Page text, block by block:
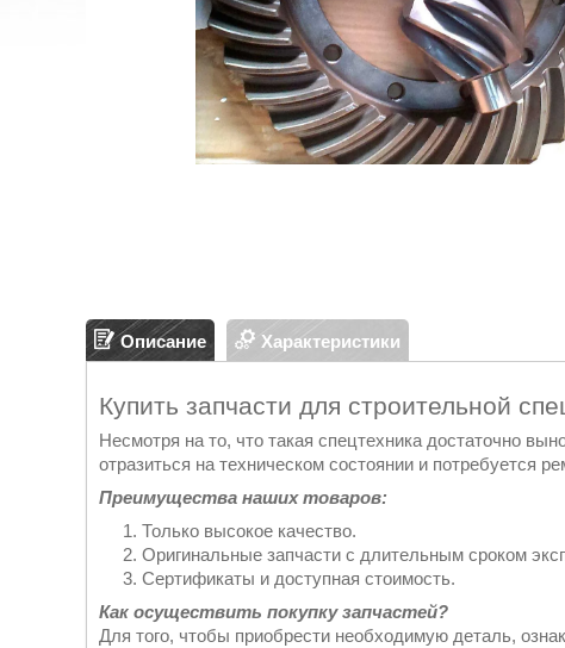
Описание Характеристики
Купить запчасти для строительной
Несмотря на то, что такая спецтехника достаточно
отразиться на техническом состоянии и потребуется
Преимущества наших товаров:
Только высокое качество.
Оригинальные запчасти с длительным сроком
Сертификаты и доступная стоимость.
Как осуществить покупку запчастей?
Для того, чтобы приобрести необходимую деталь,